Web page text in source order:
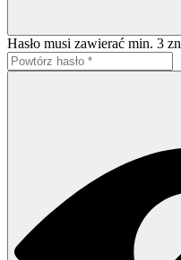
Hasło musi zawierać min. 3